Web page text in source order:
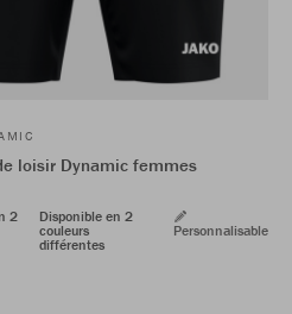
loisir Dynamic femmes
2
Disponible en 2
couleurs
différentes
Personnalisable